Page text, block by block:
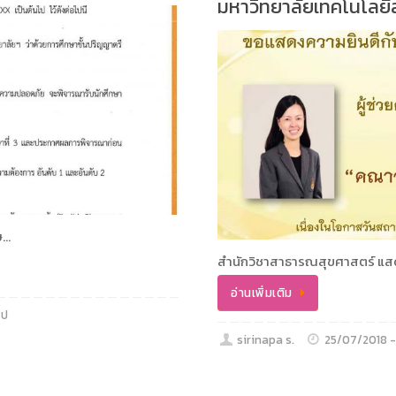
มหาวิทยาลัยเทคโนโล
สำนักวิชาสาธารณสุขศาสตร์ แ
อ่านเพิ่มเติม
sirinapa s. 25/07/2018